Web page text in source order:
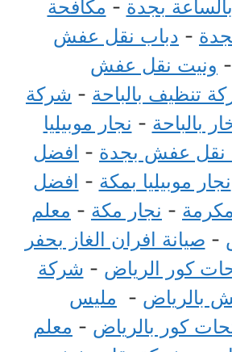
بجدة- مكافحة
- دباب نقل عفش
ونيت نقل عفش
تنظيف بالباحة- شركة
بالباحة- نجار موبيليا
عفش بجدة- افضل
موبيليا بمكة- افضل
- نجار مكة- معلم
صيانة افران الغاز بحفر
كور الرياض- شركة
بالرياض-مليس
كور بالرياض- معلم